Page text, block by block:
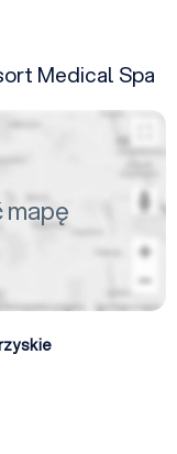
Medical Spa
mapę